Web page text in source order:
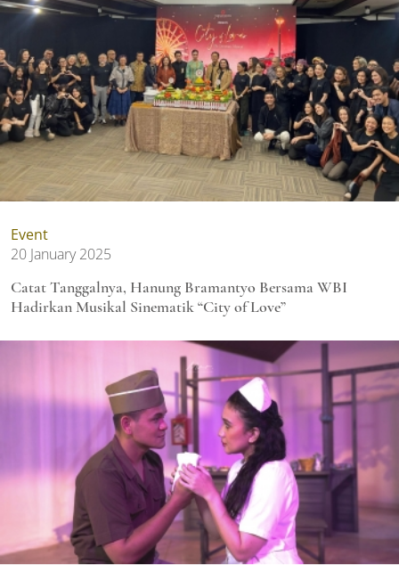
Event
20 January 2025
Catat Tanggalnya, Hanung Bramantyo Bersama WBI
Hadirkan Musikal Sinematik “City of Love”